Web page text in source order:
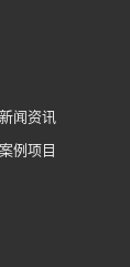
新闻资讯
案例项目